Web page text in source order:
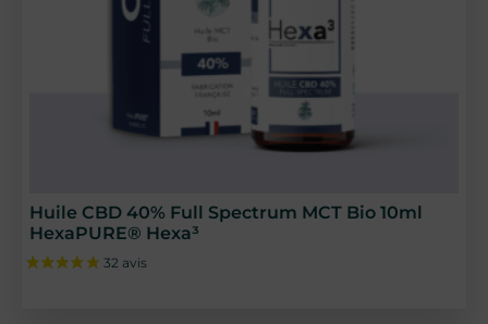
Huile CBD 40% Full Spectrum MCT Bio 10ml
HexaPURE® Hexa³